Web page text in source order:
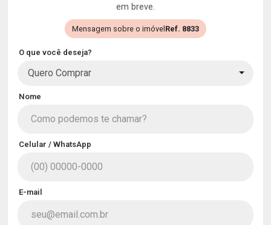
em breve.
Mensagem sobre o imóvel Ref. 8833
O que você deseja?
Quero Comprar
Nome
Celular / WhatsApp
E-mail